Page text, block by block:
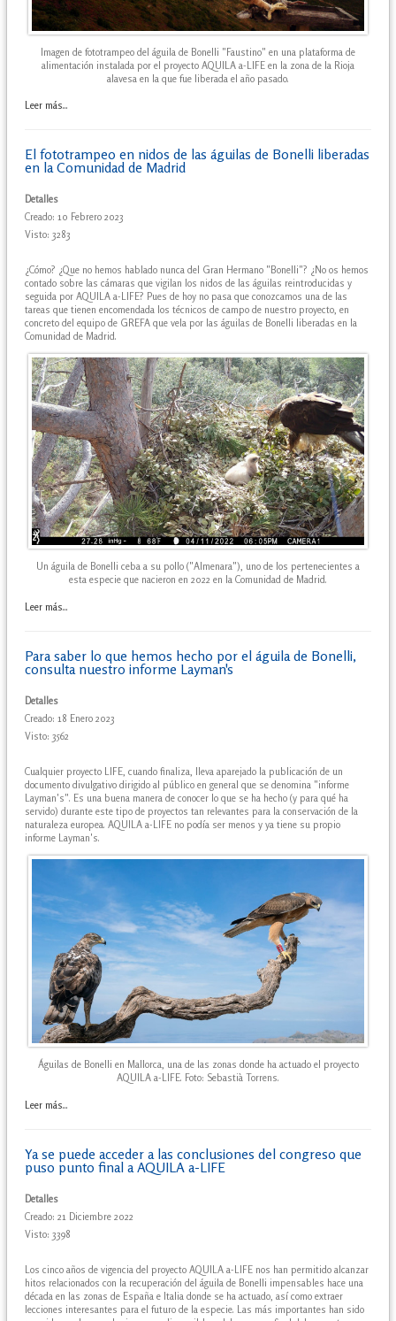
Imagen de fototrampeo del águila de Bonelli "Faustino" en una plataforma de
alimentación instalada por el proyecto AQUILA a-LIFE en la zona de la Rioja
alavesa en la que fue liberada el año pasado.
Leer más...
El fototrampeo en nidos de las águilas de Bonelli liberadas
en la Comunidad de Madrid
Detalles
Creado: 10 Febrero 2023
Visto: 3283
¿Cómo? ¿Que no hemos hablado nunca del Gran Hermano "Bonelli"? ¿No os hemos
contado sobre las cámaras que vigilan los nidos de las águilas reintroducidas y
seguida por AQUILA a-LIFE? Pues de hoy no pasa que conozcamos una de las
tareas que tienen encomendada los técnicos de campo de nuestro proyecto, en
concreto del equipo de GREFA que vela por las águilas de Bonelli liberadas en la
Comunidad de Madrid.
Un águila de Bonelli ceba a su pollo ("Almenara"), uno de los pertenecientes a
esta especie que nacieron en 2022 en la Comunidad de Madrid.
Leer más...
Para saber lo que hemos hecho por el águila de Bonelli,
consulta nuestro informe Layman's
Detalles
Creado: 18 Enero 2023
Visto: 3562
Cualquier proyecto LIFE, cuando finaliza, lleva aparejado la publicación de un
documento divulgativo dirigido al público en general que se denomina "informe
Layman's". Es una buena manera de conocer lo que se ha hecho (y para qué ha
servido) durante este tipo de proyectos tan relevantes para la conservación de la
naturaleza europea. AQUILA a-LIFE no podía ser menos y ya tiene su propio
informe Layman's.
Águilas de Bonelli en Mallorca, una de las zonas donde ha actuado el proyecto
AQUILA a-LIFE. Foto: Sebastià Torrens.
Leer más...
Ya se puede acceder a las conclusiones del congreso que
puso punto final a AQUILA a-LIFE
Detalles
Creado: 21 Diciembre 2022
Visto: 3398
Los cinco años de vigencia del proyecto AQUILA a-LIFE nos han permitido alcanzar
hitos relacionados con la recuperación del águila de Bonelli impensables hace una
década en las zonas de España e Italia donde se ha actuado, así como extraer
lecciones interesantes para el futuro de la especie. Las más importantes han sido